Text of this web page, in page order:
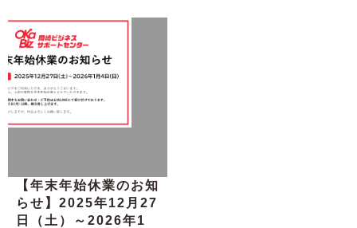
【年末年始休業のお知
らせ】2025年12月27
日（土）～2026年1